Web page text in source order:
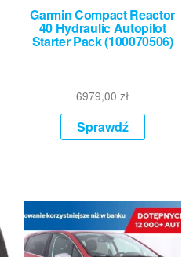
Garmin Compact Reactor
40 Hydraulic Autopilot
Starter Pack (100070506)
6979,00zł
Sprawdź